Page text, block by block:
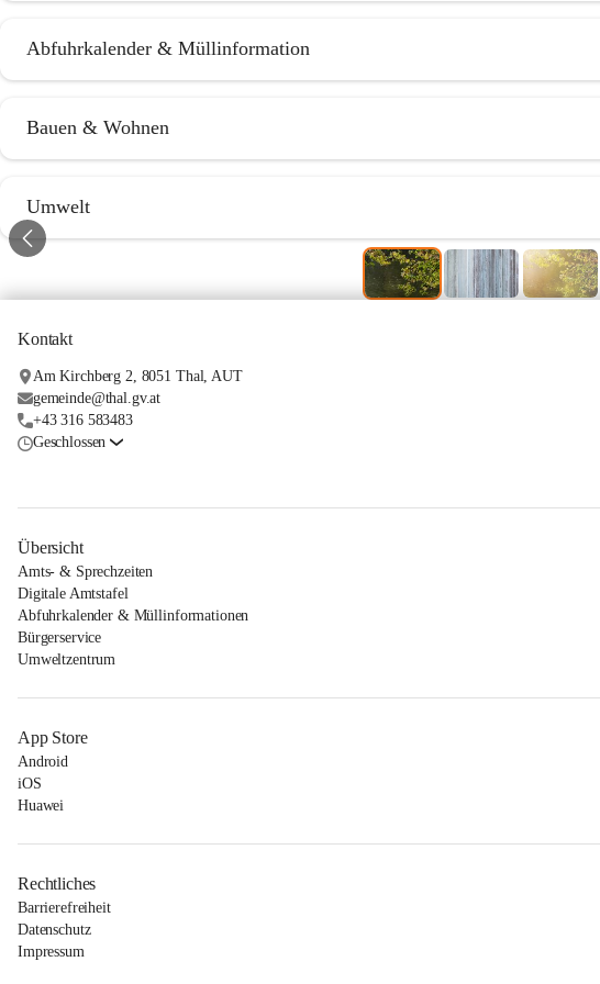
Abfuhrkalender & Müllinformation
Bauen & Wohnen
Umwelt
Kontakt
Am Kirchberg 2, 8051 Thal, AUT
gemeinde@thal.gv.at
+43 316 583483
Geschlossen
Übersicht
Amts- & Sprechzeiten
Digitale Amtstafel
Abfuhrkalender & Müllinformationen
Bürgerservice
Umweltzentrum
App Store
Android
iOS
Huawei
Rechtliches
Barrierefreiheit
Datenschutz
Impressum